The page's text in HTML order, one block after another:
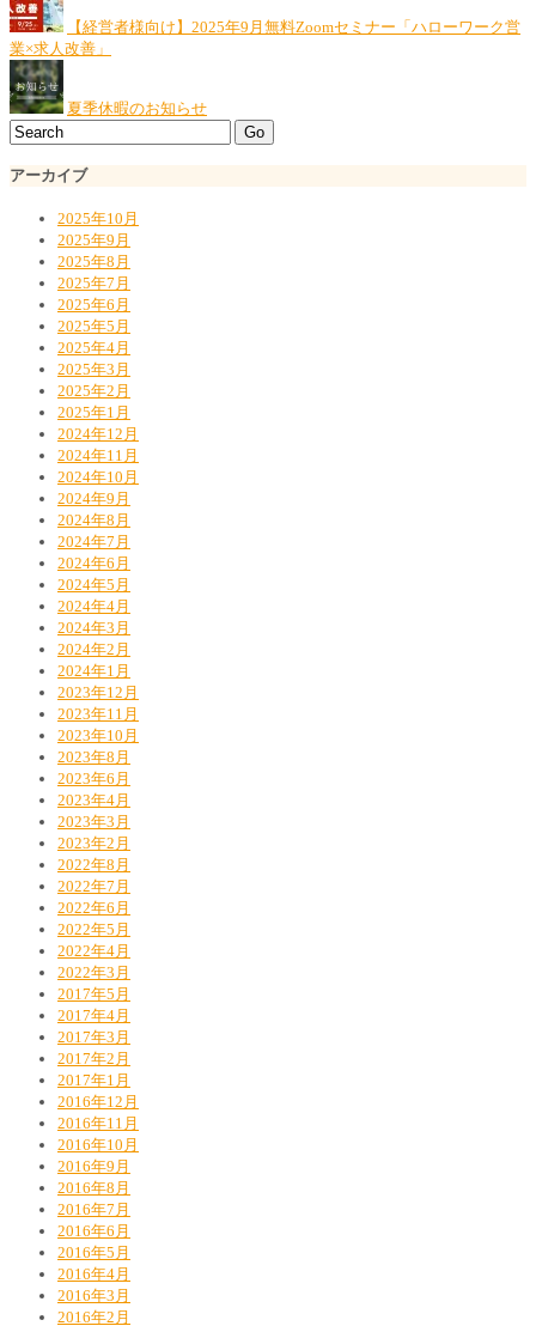
【経営者様向け】2025年9月無料Zoomセミナー「ハローワーク営
業×求人改善」
夏季休暇のお知らせ
アーカイブ
2025年10月
2025年9月
2025年8月
2025年7月
2025年6月
2025年5月
2025年4月
2025年3月
2025年2月
2025年1月
2024年12月
2024年11月
2024年10月
2024年9月
2024年8月
2024年7月
2024年6月
2024年5月
2024年4月
2024年3月
2024年2月
2024年1月
2023年12月
2023年11月
2023年10月
2023年8月
2023年6月
2023年4月
2023年3月
2023年2月
2022年8月
2022年7月
2022年6月
2022年5月
2022年4月
2022年3月
2017年5月
2017年4月
2017年3月
2017年2月
2017年1月
2016年12月
2016年11月
2016年10月
2016年9月
2016年8月
2016年7月
2016年6月
2016年5月
2016年4月
2016年3月
2016年2月